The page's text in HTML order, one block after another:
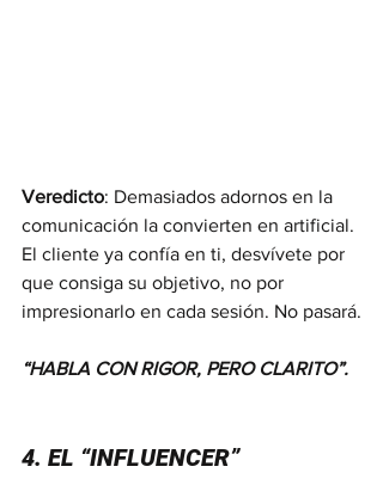
Veredicto: Demasiados adornos en la
comunicación la convierten en artificial.
El cliente ya confía en ti, desvívete por
que consiga su objetivo, no por
impresionarlo en cada sesión. No pasará.
“HABLA CON RIGOR, PERO CLARITO”.
4. EL “INFLUENCER”